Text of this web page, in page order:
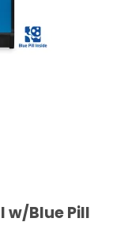
w/Blue Pill